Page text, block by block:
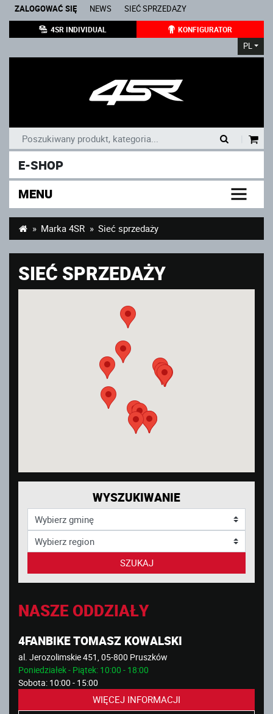
ZALOGOWAĆ SIĘ NEWS SIEĆ SPRZEDAŻY
4SR INDIVIDUAL KONFIGURATOR
PL
E-SHOP
MENU
Marka 4SR Sieć sprzedaży
SIEĆ SPRZEDAŻY
WYSZUKIWANIE
SZUKAJ
NASZE ODDZIAŁY
4FANBIKE TOMASZ KOWALSKI
al. Jerozolimskie 451, 05-800 Pruszków
Poniedziałek - Piątek: 10:00 - 18:00
Sobota: 10:00 - 15:00
WIĘCEJ INFORMACJI